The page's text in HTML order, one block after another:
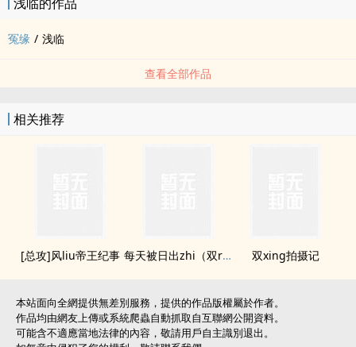
冤缘 / 浅临
查看全部作品
相关推荐
[总攻]风liu帝王纪事 每天被日出zhi（双rou合集） 双xing拍摄记
本站面向全網提供無差別服務，提供的作品版權屬於作者。
作品均由網友上傳或系統爬蟲自動抓取自互聯網公開資料。
可能含不適應當地法律的內容，敬請用戶自主識別退出。